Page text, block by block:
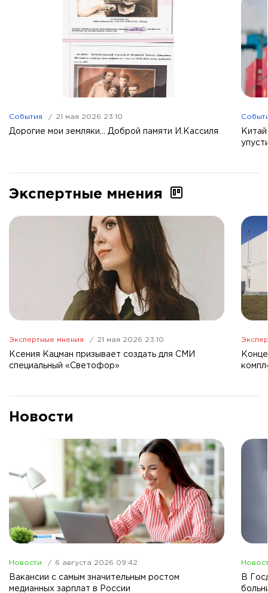
События 21 мая 2026 23:10
Дорогие мои земляки... Доброй памяти И.Кассиля
Экспертные мнения
Экспертные мнения 21 мая 2026 23:10
Ксения Кацман призывает создать для СМИ
специальный «Светофор»
Новости
Новости 6 августа 2026 09:42
Вакансии с самым значительным ростом
медианных зарплат в России
В